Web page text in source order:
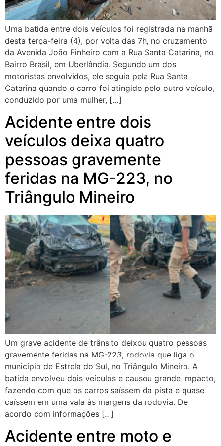
Uma batida entre dois veículos foi registrada na manhã
desta terça-feira (4), por volta das 7h, no cruzamento
da Avenida João Pinheiro com a Rua Santa Catarina, no
Bairro Brasil, em Uberlândia. Segundo um dos
motoristas envolvidos, ele seguia pela Rua Santa
Catarina quando o carro foi atingido pelo outro veículo,
conduzido por uma mulher, […]
Acidente entre dois
veículos deixa quatro
pessoas gravemente
feridas na MG-223, no
Triângulo Mineiro
Um grave acidente de trânsito deixou quatro pessoas
gravemente feridas na MG-223, rodovia que liga o
município de Estrela do Sul, no Triângulo Mineiro. A
batida envolveu dois veículos e causou grande impacto,
fazendo com que os carros saíssem da pista e quase
caíssem em uma vala às margens da rodovia. De
acordo com informações […]
Acidente entre moto e